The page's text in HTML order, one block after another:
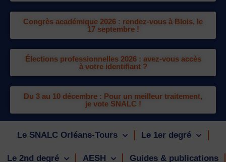
Congrès académique 2026 : rendez-vous à Blois, le
17 septembre !
Élections professionnelles 2026 : avez-vous accès
à votre identifiant ?
Du 3 au 10 décembre : Pour un meilleur traitement,
je vote SNALC !
Le SNALC Orléans-Tours Le 1er degré
Le 2nd degré AESH Guides & publications